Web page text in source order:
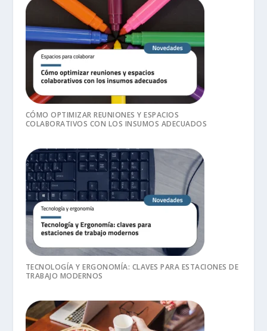
CÓMO OPTIMIZAR REUNIONES Y ESPACIOS
COLABORATIVOS CON LOS INSUMOS ADECUADOS
TECNOLOGÍA Y ERGONOMÍA: CLAVES PARA ESTACIONES DE
TRABAJO MODERNOS